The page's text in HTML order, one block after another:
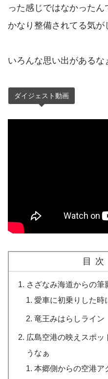
った感じではなかった
かなり整備されてる気が
いろんな思い出があるな
ダイジェスト動画
目次
さざなみ海道からの筆
愛車に初乗りした時
竜王みはらしライン
広島空港の映えスポッ
うなぁ
本郷側からの空港ア